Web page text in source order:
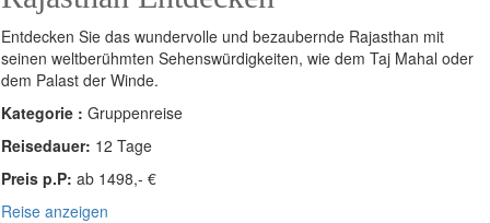
Entdecken Sie das wundervolle und bezaubernde Rajasthan mit
seinen weltberühmten Sehenswürdigkeiten, wie dem Taj Mahal oder
dem Palast der Winde.
Kategorie : Gruppenreise
Reisedauer: 12 Tage
Preis p.P: ab 1498,- €
Reise anzeigen